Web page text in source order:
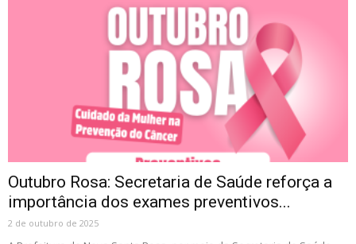
Outubro Rosa: Secretaria de Saúde reforça a
importância dos exames preventivos...
2 de outubro de 2025